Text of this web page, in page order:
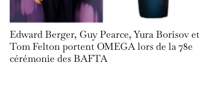
Edward Berger, Guy Pearce, Yura Borisov et
Tom Felton portent OMEGA lors de la 78e
cérémonie des BAFTA